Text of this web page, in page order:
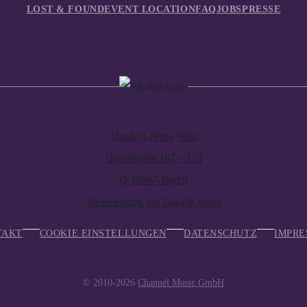
LOST & FOUNDEVENT LOCATIONFAQJOBSPRESSE
Huxleys Neue Welt
Hasenheide 107 – 113
D-10967 Berlin
Weiterleitung auf Google Maps
COOKIE EINSTELLUNGEN DATENSCHUTZ
© 2010-2026 Channel Music GmbH